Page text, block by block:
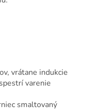
vrátane indukcie
varenie
smaltovaný